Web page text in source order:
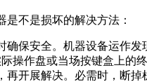
是不是损坏的解决方法：
确保安全。机器设备运作发
操作盘或当场按键盒上的
再开展解决。必需时，断掉